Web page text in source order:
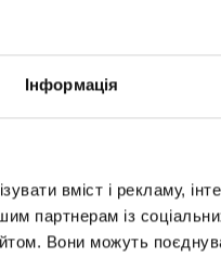
Інформація
вміст і рекламу,
партнерам із
Вони можуть